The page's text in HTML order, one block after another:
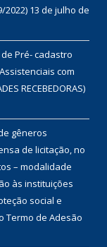
2022) 13 de julho de
Pré- cadastro
com
RECEBEDORAS)
gêneros
de licitação, no
– modalidade
às instituições
social e
Termo de Adesão